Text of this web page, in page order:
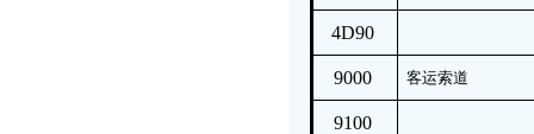
4D90
9000 客运索道
9100